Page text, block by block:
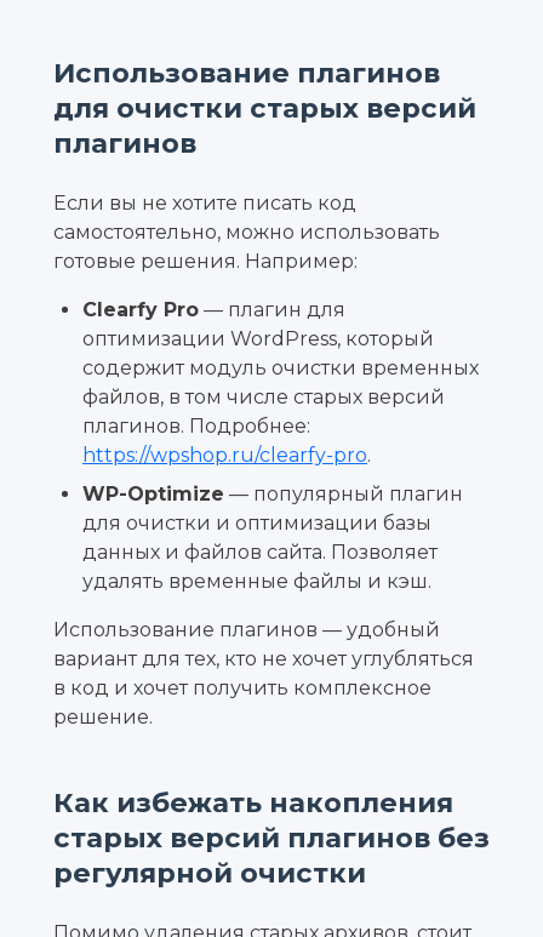
Использование плагинов
для очистки старых версий
плагинов
Если вы не хотите писать код
самостоятельно, можно использовать
готовые решения. Например:
Clearfy Pro — плагин для
оптимизации WordPress, который
содержит модуль очистки временных
файлов, в том числе старых версий
плагинов. Подробнее:
https://wpshop.ru/clearfy-pro.
WP-Optimize — популярный плагин
для очистки и оптимизации базы
данных и файлов сайта. Позволяет
удалять временные файлы и кэш.
Использование плагинов — удобный
вариант для тех, кто не хочет углубляться
в код и хочет получить комплексное
решение.
Как избежать накопления
старых версий плагинов без
регулярной очистки